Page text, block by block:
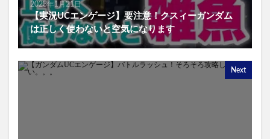
2023年1月21日
【実況UCエンゲージ】要注意！クスィーガンダム
は正しく使わないと空気になります
Next